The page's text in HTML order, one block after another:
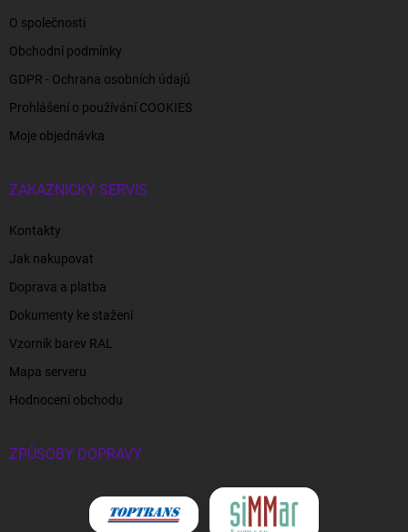
O společnosti
Obchodní podmínky
GDPR - Ochrana osobních údajů
Prohlášení o používání COOKIES
Moje objednávka
ZÁKAZNICKÝ SERVIS
Kontakty
Jak nakupovat
Doprava a platba
Dokumenty ke stažení
Vzorník barev RAL
Mapa serveru
Hodnocení obchodu
ZPŮSOBY DOPRAVY